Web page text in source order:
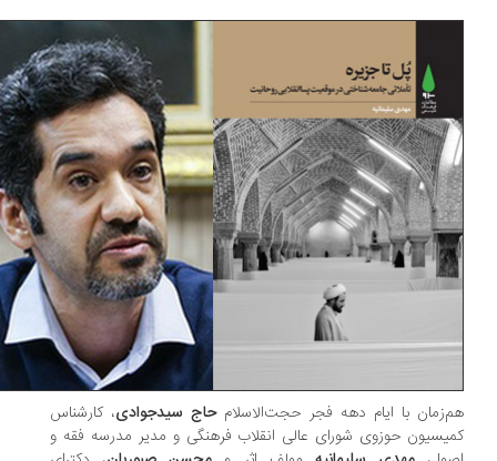
با ایام دهه فجر حجت‌الاسلامحاج سیدجوادی، کارشناس
حوزوی شورای عالی انقلاب فرهنگی و مدیر مدرسه فقه و